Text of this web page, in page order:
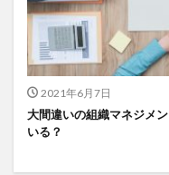
2021年6月7日
大間違いの組織マネジメ
いる？